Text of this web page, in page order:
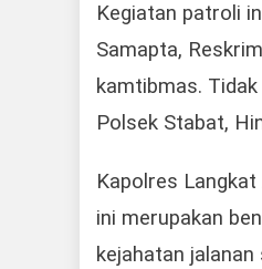
Kegiatan patroli
Samapta,
kamtibmas.
Polsek Stabat,
Kapolres
ini merupakan
kejahatan